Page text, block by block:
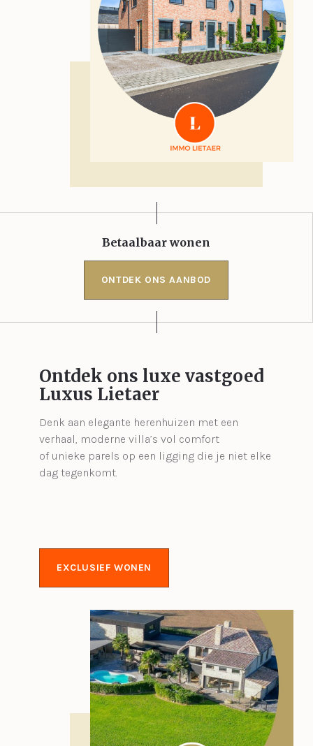
Betaalbaar wonen
ONTDEK ONS AANBOD
Ontdek ons luxe vastgoed
Luxus Lietaer
Denk aan elegante herenhuizen met een
verhaal, moderne villa’s vol comfort
of unieke parels op een ligging die je niet elke
dag tegenkomt.
EXCLUSIEF WONEN